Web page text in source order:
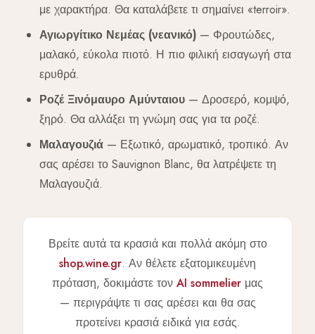
με χαρακτήρα. Θα καταλάβετε τι σημαίνει «terroir».
Αγιωργίτικο Νεμέας (νεανικό) — Φρουτώδες,
μαλακό, εύκολα πιοτό. Η πιο φιλική εισαγωγή στα
ερυθρά.
Ροζέ Ξινόμαυρο Αμύνταιου — Δροσερό, κομψό,
ξηρό. Θα αλλάξει τη γνώμη σας για τα ροζέ.
Μαλαγουζιά — Εξωτικό, αρωματικό, τροπικό. Αν
σας αρέσει το Sauvignon Blanc, θα λατρέψετε τη
Μαλαγουζιά.
Βρείτε αυτά τα κρασιά και πολλά ακόμη στο
shop.wine.gr. Αν θέλετε εξατομικευμένη
πρόταση, δοκιμάστε τον AI sommelier μας
— περιγράψτε τι σας αρέσει και θα σας
προτείνει κρασιά ειδικά για εσάς.